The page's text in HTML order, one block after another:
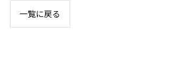
一覧に戻る